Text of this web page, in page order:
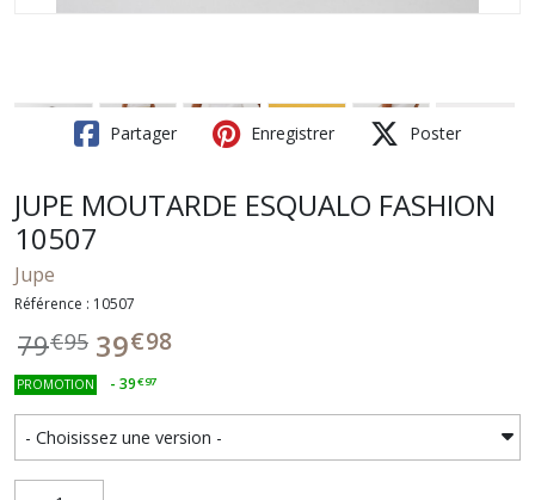
Partager Enregistrer Poster
JUPE MOUTARDE ESQUALO FASHION
10507
Jupe
Référence : 10507
79€95 39€98
PROMOTION - 39€97